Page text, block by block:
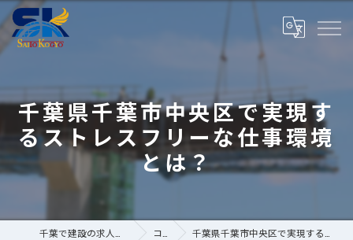
千葉県千葉市中央区で実現す
るストレスフリーな仕事環境
とは？
コラム 千葉県千葉市中央区で実現するストレスフリーな仕事環境とは？